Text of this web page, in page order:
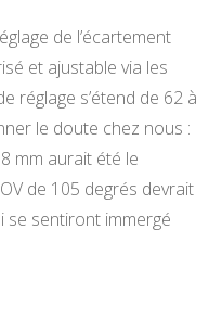
de l’écartement
et ajustable via les
réglage s’étend de 62 à
le doute chez nous :
mm aurait été le
de 105 degrés devrait
se sentiront immergé